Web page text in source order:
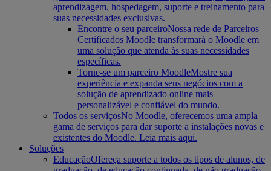
aprendizagem, hospedagem, suporte e treinamento para
suas necessidades exclusivas.
Encontre o seu parceiroNossa rede de Parceiros
Certificados Moodle transformará o Moodle em
uma solução que atenda às suas necessidades
específicas.
Torne-se um parceiro MoodleMostre sua
experiência e expanda seus negócios com a
solução de aprendizado online mais
personalizável e confiável do mundo.
Todos os serviçosNo Moodle, oferecemos uma ampla
gama de serviços para dar suporte a instalações novas e
existentes do Moodle. Leia mais aqui.
Soluções
EducaçãoOfereça suporte a todos os tipos de alunos, de